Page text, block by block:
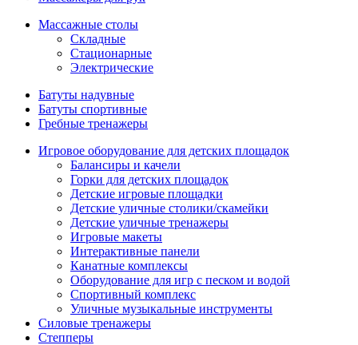
Массажные столы
Складные
Стационарные
Электрические
Батуты надувные
Батуты спортивные
Гребные тренажеры
Игровое оборудование для детских площадок
Балансиры и качели
Горки для детских площадок
Детские игровые площадки
Детские уличные столики/скамейки
Детские уличные тренажеры
Игровые макеты
Интерактивные панели
Канатные комплексы
Оборудование для игр с песком и водой
Спортивный комплекс
Уличные музыкальные инструменты
Силовые тренажеры
Степперы